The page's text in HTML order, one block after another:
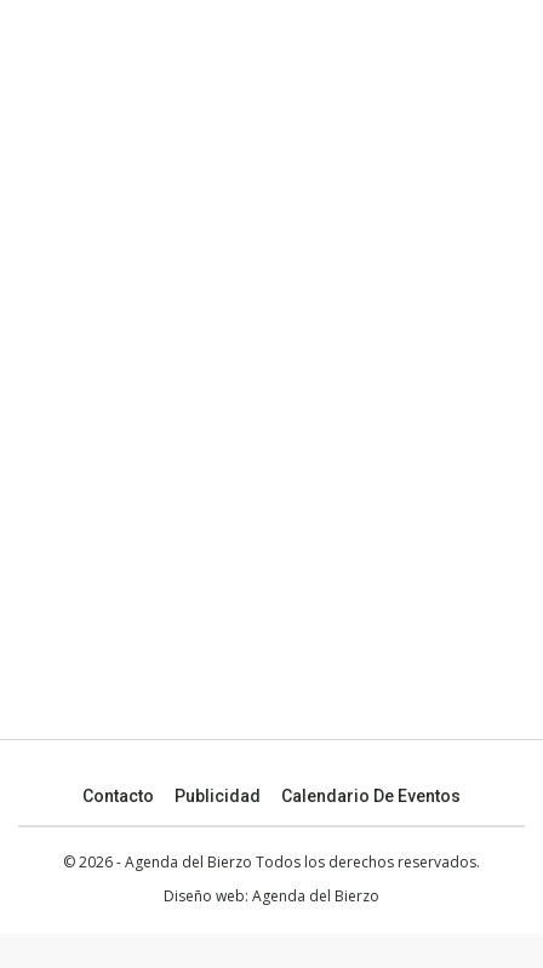
Contacto Publicidad Calendario De Eventos
© 2026 - Agenda del Bierzo Todos los derechos reservados.
Diseño web: Agenda del Bierzo